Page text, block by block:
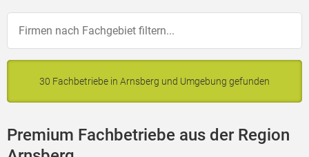
30 Fachbetriebe in Arnsberg und Umgebung gefunden
Premium Fachbetriebe aus der Region